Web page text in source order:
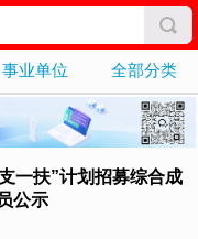
事业单位 全部分类
一扶”计划招募综合成
公示